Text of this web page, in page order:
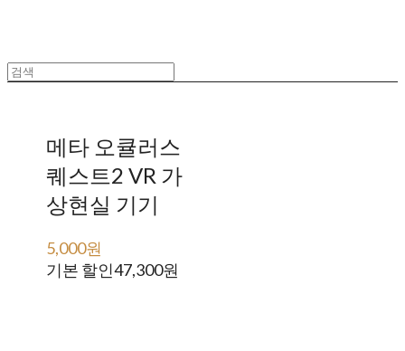
메타 오큘러스
퀘스트2 VR 가
상현실 기기
5,000원
기본 할인47,300원